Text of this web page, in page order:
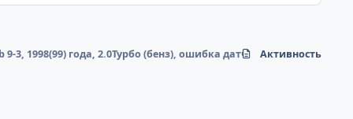
9-3, 1998(99) года, 2.0Турбо (бенз), ошибка датчикаАктивность